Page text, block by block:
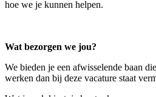
hoe we je kunnen helpen.
Wat bezorgen we jou?
We bieden je een afwisselende baan
werken dan bij deze vacature staat